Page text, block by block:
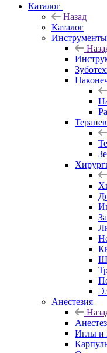
Каталог
Назад
Каталог
Анестезия
Иглы и